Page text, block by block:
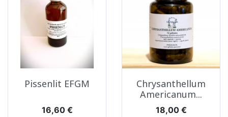
Pissenlit EFGM
Prix
16,60 €
Chrysanthellum
Americanum...
Prix
18,00 €